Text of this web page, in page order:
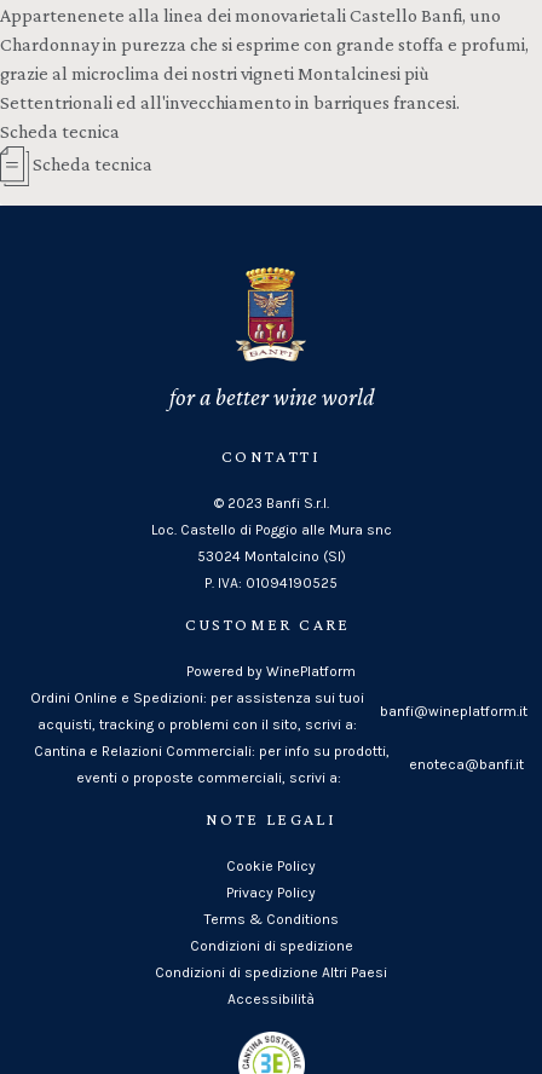
Appartenenete alla linea dei monovarietali Castello Banfi, uno
Chardonnay in purezza che si esprime con grande stoffa e profumi,
grazie al microclima dei nostri vigneti Montalcinesi più
Settentrionali ed all'invecchiamento in barriques francesi.
Scheda tecnica
Scheda tecnica
for a better wine world
CONTATTI
© 2023 Banfi S.r.l.
Loc. Castello di Poggio alle Mura snc
53024 Montalcino (SI)
P. IVA: 01094190525
CUSTOMER CARE
Powered by WinePlatform
Ordini Online e Spedizioni: per assistenza sui tuoi
acquisti, tracking o problemi con il sito, scrivi a:
banfi@wineplatform.it
Cantina e Relazioni Commerciali: per info su prodotti,
eventi o proposte commerciali, scrivi a:
enoteca@banfi.it
NOTE LEGALI
Cookie Policy
Privacy Policy
Terms & Conditions
Condizioni di spedizione
Condizioni di spedizione Altri Paesi
Accessibilità